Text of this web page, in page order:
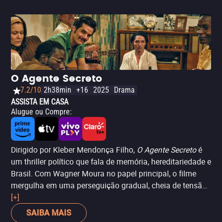
O Agente Secreto
7.2/10 2h38min +16 2025 Drama
ASSISTA EM CASA
Alugue ou Compre:
Dirigido por Kleber Mendonça Filho, O Agente Secretoé
um thriller político que fala de memória, hereditariedade e
Brasil. Com Wagner Moura no papel principal, o filme
mergulha em uma perseguição gradual, cheia de tensão
e simbolismo, atravessando paisagens marcadas pela
violência e pelo esquecimento. O roteiro trabalha a
[+]
SAIBA MAIS